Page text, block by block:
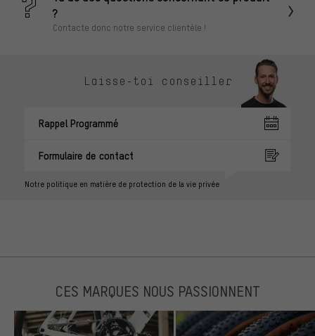
?
Contacte donc notre service clientèle !
Laisse-toi conseiller
Rappel Programmé
Formulaire de contact
Notre politique en matière de protection de la vie privée
CES MARQUES NOUS PASSIONNENT